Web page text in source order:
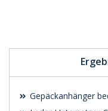
Gepäckanhänger